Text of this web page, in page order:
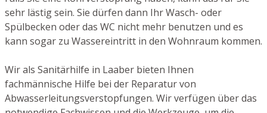
sehr lästig sein. Sie dürfen dann Ihr Wasch- oder
Spülbecken oder das WC nicht mehr benutzen und es
kann sogar zu Wassereintritt in den Wohnraum kommen.
Wir als Sanitärhilfe in Laaber bieten Ihnen
fachmännische Hilfe bei der Reparatur von
Abwasserleitungsverstopfungen. Wir verfügen über das